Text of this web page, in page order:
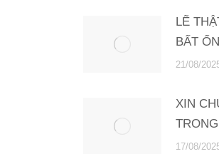
LẼ
BẤT ỔN
21/08/
XIN
17/08/